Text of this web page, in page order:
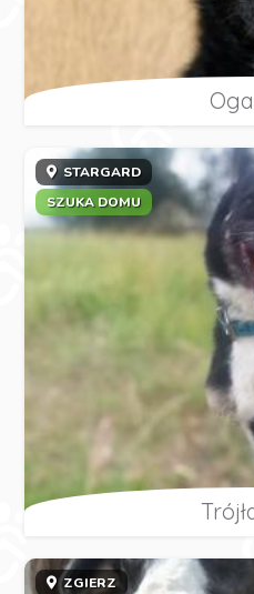
STARGARD
SZUKA DOMU
ZGIERZ